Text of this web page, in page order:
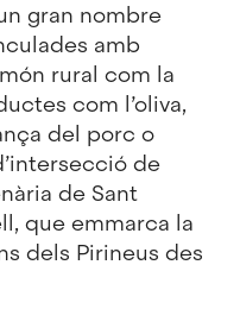
gran nombre
amb
rural com la
com l’oliva,
del porc o
de
de Sant
que emmarca la
dels Pirineus des